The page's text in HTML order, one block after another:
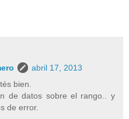
abril 17, 2013
bien.
de datos sobre el rango.. y
de error.